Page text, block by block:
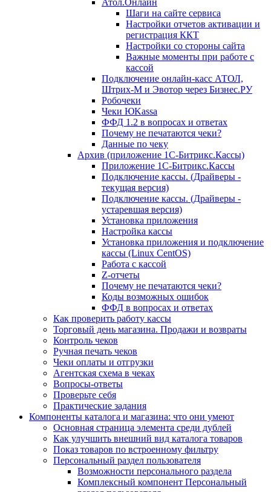
Атол.Онлайн
Шаги на сайте сервиса
Настройки отчетов активации и
регистрация ККТ
Настройки со стороны сайта
Важные моменты при работе с
кассой
Подключение онлайн-касс АТОЛ,
Штрих-М и Эвотор через Бизнес.РУ
Робочеки
Чеки ЮKassa
ФФД 1.2 в вопросах и ответах
Почему не печатаются чеки?
Данные по чеку
Архив (приложение 1С-Битрикс.Кассы)
Приложение 1С-Битрикс.Кассы
Подключение кассы. (Драйверы -
текущая версия)
Подключение кассы. (Драйверы -
устаревшая версия)
Установка приложения
Настройка кассы
Установка приложения и подключение
кассы (Linux CentOS)
Работа с кассой
Z-отчеты
Почему не печатаются чеки?
Коды возможных ошибок
ФФД в вопросах и ответах
Как проверить работу кассы
Торговый день магазина. Продажи и возвраты
Контроль чеков
Ручная печать чеков
Чеки оплаты и отгрузки
Агентская схема в чеках
Вопросы-ответы
Проверьте себя
Практические задания
Компоненты каталога и магазина: что они умеют
Основная страница элемента среди дублей
Как улучшить внешний вид каталога товаров
Показ товаров по встроенному фильтру
Персональный раздел пользователя
Возможности персонального раздела
Комплексный компонент Персональный